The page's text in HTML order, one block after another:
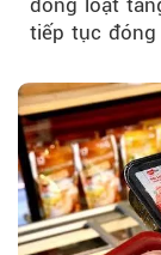
tiếp tục